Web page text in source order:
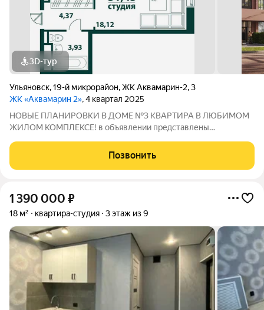
3D-тур
Ульяновск,19-й микрорайон,ЖК Аквамарин-2,3
ЖК «Аквамарин 2», 4 квартал 2025
НОВЫЕ ПЛАНИРОВКИ В ДОМЕ №3 КВАРТИРА В ЛЮБИМОМ
ЖИЛОМ КОМПЛЕКСЕ! в объявлении представлены
АКВАМАРИН 2 - современный жилой комплекс комфорт-
класса, что расположился в географическом центре города на
Позвонить
1 390 000 ₽
18 м² квартира-студия 3 этаж из 9